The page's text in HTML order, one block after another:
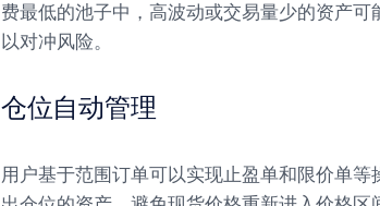
费最低的池子中，高波动或交易量少的资产
以对冲风险。
仓位自动管理
用户基于范围订单可以实现止盈单和限价单